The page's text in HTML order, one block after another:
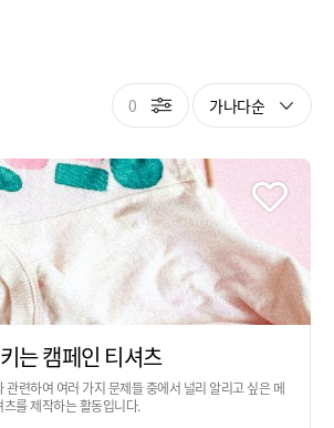
0 가나다순
는 캠페인 티셔츠
관련하여 여러 가지 문제들 중에서 널리 알리고 싶은 메
를 제작하는 활동입니다.